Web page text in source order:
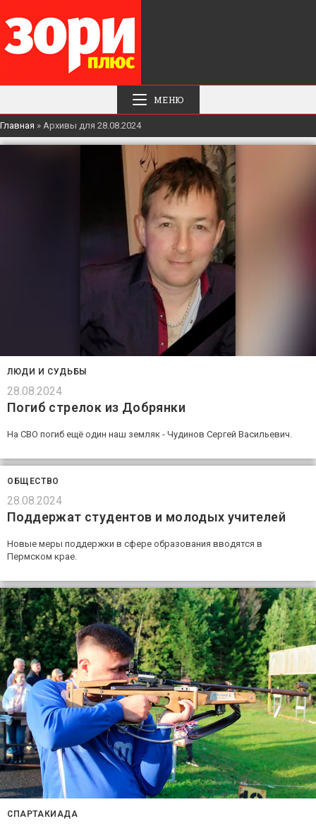
МЕНЮ
Главная » Архивы для 28.08.2024
ЛЮДИ И СУДЬБЫ
28.08.2024
Погиб стрелок из Добрянки
На СВО погиб ещё один наш земляк - Чудинов Сергей Васильевич.
ОБЩЕСТВО
28.08.2024
Поддержат студентов и молодых учителей
Новые меры поддержки в сфере образования вводятся в
Пермском крае.
СПАРТАКИАДА